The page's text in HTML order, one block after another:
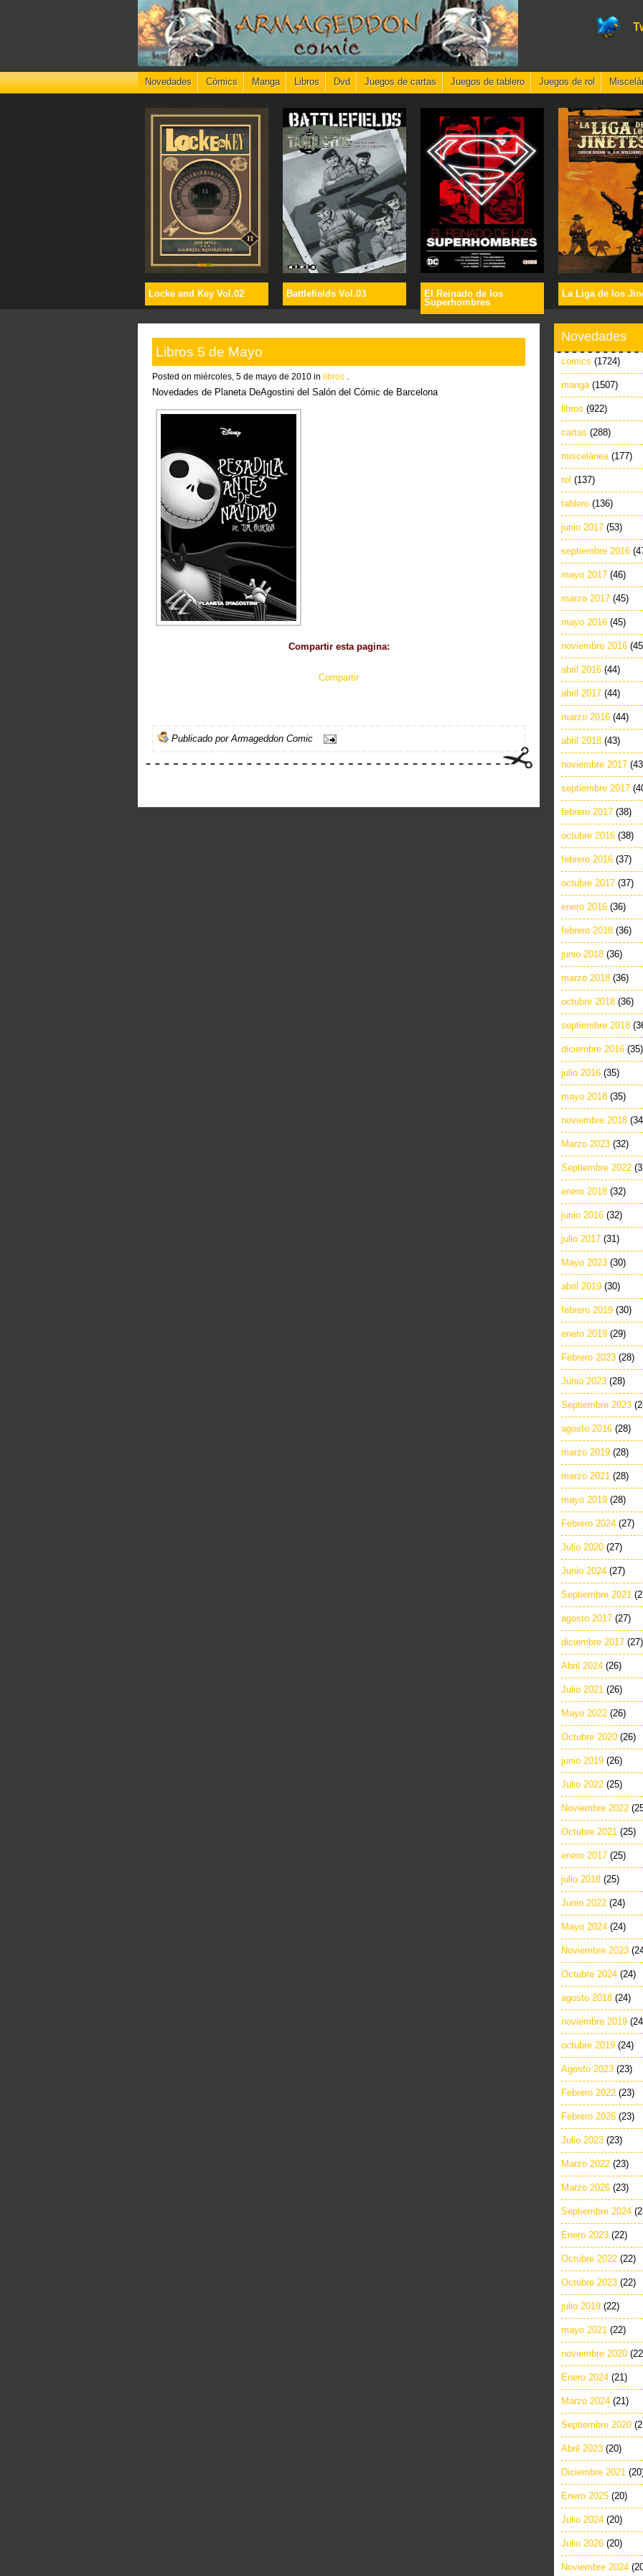
Novedades Cómics Manga Libros Dvd Juegos de cartas Juegos de tablero Juegos de rol
Locke and Key Vol.02 Battlefields Vol.03
El Reinado de los
Superhombres
La Liga de los
Libros 5 de Mayo
Posted on miércoles, 5 de mayo de 2010 in libros
Novedades de Planeta DeAgostini del Salón del Cómic de Barcelona
Compartir esta pagina:
Compartir
Publicado porArmageddon Comic
Novedades
comics (1724)
manga (1507)
libros (922)
cartas (288)
miscelánea (177)
rol (137)
tablero (136)
junio 2017 (53)
septiembre 2016
mayo 2017 (46)
marzo 2017 (45)
mayo 2016 (45)
noviembre 2016
abril 2016 (44)
abril 2017 (44)
marzo 2016 (44)
abril 2018 (43)
noviembre 2017
septiembre 2017
febrero 2017 (38)
octubre 2016 (38)
febrero 2016 (37)
octubre 2017 (37)
enero 2016 (36)
febrero 2018 (36)
junio 2018 (36)
marzo 2018 (36)
octubre 2018 (36)
septiembre 2018
diciembre 2016 (35)
julio 2016 (35)
mayo 2018 (35)
noviembre 2018
Marzo 2023 (32)
Septiembre 2022
enero 2018 (32)
junio 2016 (32)
julio 2017 (31)
Mayo 2023 (30)
abril 2019 (30)
febrero 2019 (30)
enero 2019 (29)
Febrero 2023 (28)
Junio 2023 (28)
Septiembre 2023
agosto 2016 (28)
marzo 2019 (28)
marzo 2021 (28)
mayo 2019 (28)
Febrero 2024 (27)
Julio 2020 (27)
Junio 2024 (27)
Septiembre 2021
agosto 2017 (27)
diciembre 2017 (27)
Abril 2024 (26)
Julio 2021 (26)
Mayo 2022 (26)
Octubre 2020 (26)
junio 2019 (26)
Julio 2022 (25)
Noviembre 2022
Octubre 2021 (25)
enero 2017 (25)
julio 2018 (25)
Junio 2022 (24)
Mayo 2024 (24)
Noviembre 2023
Octubre 2024 (24)
agosto 2018 (24)
noviembre 2019
octubre 2019 (24)
Agosto 2023 (23)
Febrero 2022 (23)
Febrero 2026 (23)
Julio 2023 (23)
Marzo 2022 (23)
Marzo 2026 (23)
Septiembre 2024
Enero 2023 (22)
Octubre 2022 (22)
Octubre 2023 (22)
julio 2019 (22)
mayo 2021 (22)
noviembre 2020
Enero 2024 (21)
Marzo 2024 (21)
Septiembre 2020
Abril 2023 (20)
Diciembre 2021
Enero 2025 (20)
Julio 2024 (20)
Julio 2026 (20)
Noviembre 2024